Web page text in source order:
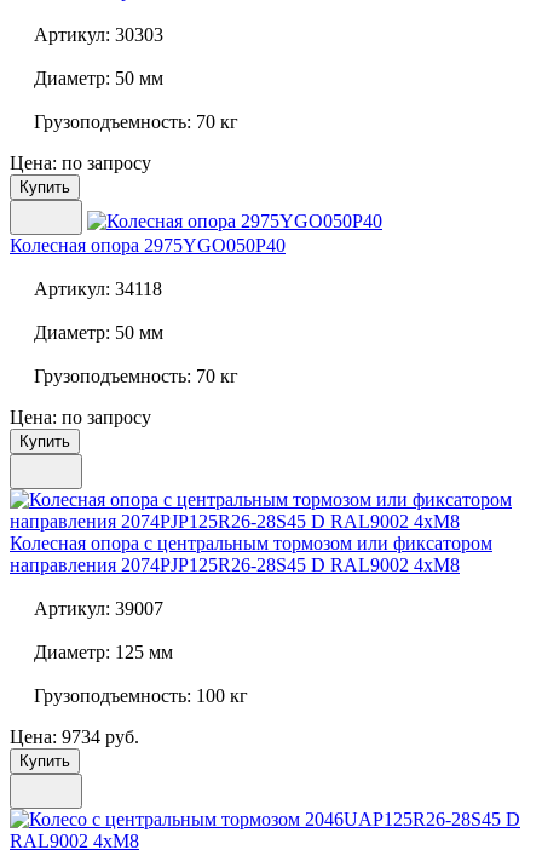
Артикул: 30303
Диаметр: 50 мм
Грузоподъемность: 70 кг
Цена: по запросу
Купить
Колесная опора 2975YGO050P40
Артикул: 34118
Диаметр: 50 мм
Грузоподъемность: 70 кг
Цена: по запросу
Купить
Колесная опора с центральным тормозом или фиксатором
направления 2074PJP125R26-28S45 D RAL9002 4xM8
Артикул: 39007
Диаметр: 125 мм
Грузоподъемность: 100 кг
Цена: 9734 руб.
Купить